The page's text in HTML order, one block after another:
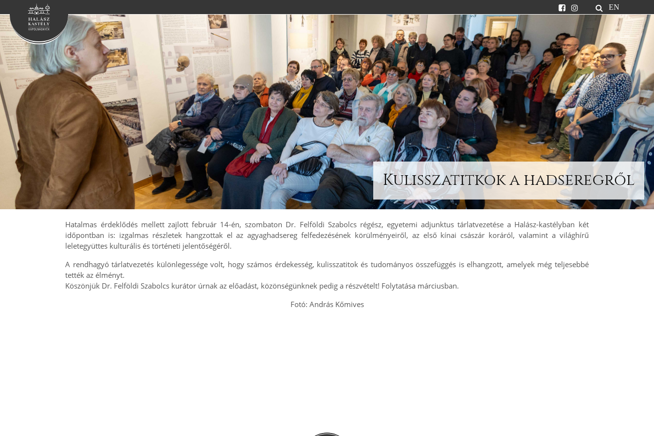
EN
Kulisszatitkok a hadseregről
Hatalmas érdeklődés mellett zajlott február 14-én, szombaton Dr. Felföldi Szabolcs régész, egyetemi adjunktus tárlatvezetése a Halász-kastélyban két
időpontban is: izgalmas részletek hangzottak el az agyaghadsereg felfedezésének körülményeiről, az első kínai császár koráról, valamint a világhírű
leletegyüttes kulturális és történeti jelentőségéről.
A rendhagyó tárlatvezetés különlegessége volt, hogy számos érdekesség, kulisszatitok és tudományos összefüggés is elhangzott, amelyek még teljesebbé
tették az élményt.
Köszönjük Dr. Felföldi Szabolcs kurátor úrnak az előadást, közönségünknek pedig a részvételt! Folytatása márciusban.
Fotó: András Kőmives